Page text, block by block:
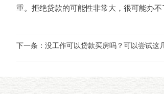
重。拒绝贷款的可能性非常大，很可能办不
下一条： 没工作可以贷款买房吗？可以尝试这